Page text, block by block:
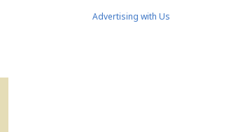
Advertising with Us